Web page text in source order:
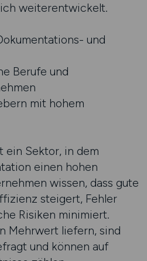
weiterentwickelt.
und
Berufe und
mit hohem
ein Sektor, in dem
einen hohen
wissen, dass gute
steigert, Fehler
Risiken minimiert.
Mehrwert liefern, sind
und können auf